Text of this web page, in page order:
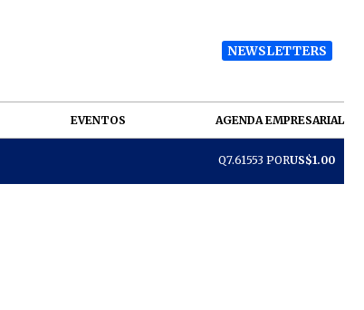
NEWSLETTERS
EVENTOS AGENDA EMPRESARIAL
Q7.61553 PORUS$1.00